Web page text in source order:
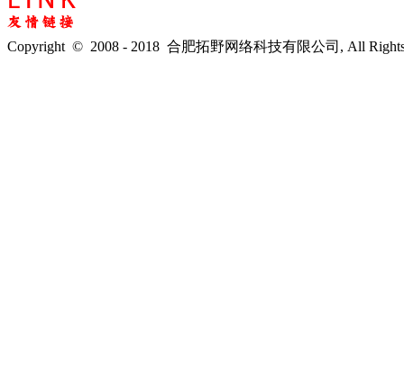
Copyright © 2008 - 2018 合肥拓野网络科技有限公司, All